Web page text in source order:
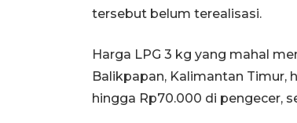
tersebut belum terealisasi.
Harga LPG 3 kg yang mahal
Balikpapan, Kalimantan Timur,
hingga Rp70.000 di pengecer,